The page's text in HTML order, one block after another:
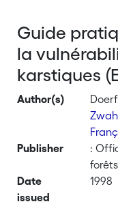
Guide
la
karstiques
Author(s)
Publisher
:
Date
issued
1998